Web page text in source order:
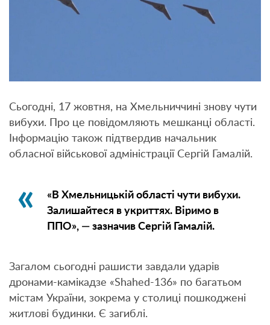
Сьогодні, 17 жовтня, на Хмельниччині знову чути
вибухи. Про це повідомляють мешканці області.
Інформацію також підтвердив начальник
обласної військової адміністрації Сергій Гамалій.
«В Хмельницькій області чути вибухи.
Залишайтеся в укриттях. Віримо в
ППО», — зазначив Сергій Гамалій.
Загалом сьогодні рашисти завдали ударів
дронами-камікадзе «Shahed-136» по багатьом
містам України, зокрема у столиці пошкоджені
житлові будинки. Є загиблі.